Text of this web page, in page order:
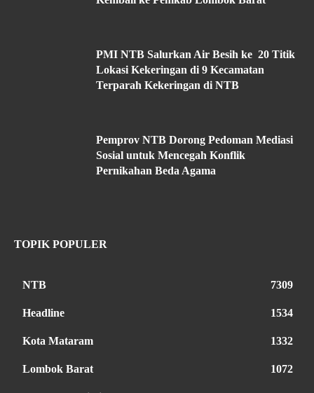
PMI NTB Salurkan Air Besih ke 20 Titik
Lokasi Kekeringan di 9 Kecamatan
Terparah Kekeringan di NTB
Pemprov NTB Dorong Pedoman Mediasi
Sosial untuk Mencegah Konflik
Pernikahan Beda Agama
TOPIK POPULER
NTB 7309
Headline 1534
Kota Mataram 1332
Lombok Barat 1072